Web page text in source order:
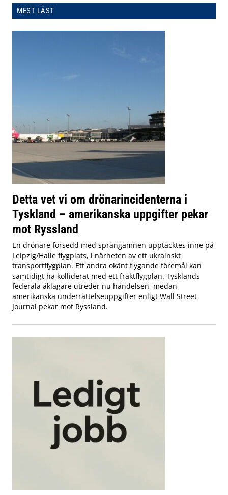
MEST LÄST
Detta vet vi om drönarincidenterna i
Tyskland – amerikanska uppgifter pekar
mot Ryssland
En drönare försedd med sprängämnen upptäcktes inne på
Leipzig/Halle flygplats, i närheten av ett ukrainskt
transportflygplan. Ett andra okänt flygande föremål kan
samtidigt ha kolliderat med ett fraktflygplan. Tysklands
federala åklagare utreder nu händelsen, medan
amerikanska underrättelseuppgifter enligt Wall Street
Journal pekar mot Ryssland.